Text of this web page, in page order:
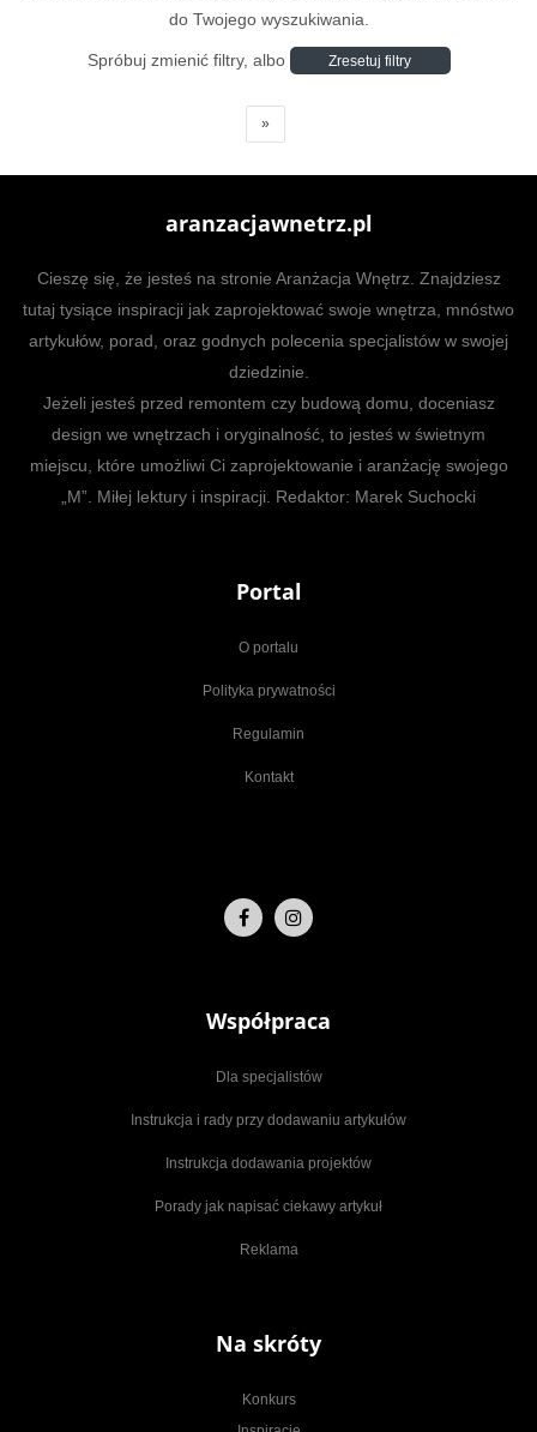
do Twojego wyszukiwania.
Spróbuj zmienić filtry, albo Zresetuj filtry
»
aranzacjawnetrz.pl
Cieszę się, że jesteś na stronie Aranżacja Wnętrz. Znajdziesz
tutaj tysiące inspiracji jak zaprojektować swoje wnętrza, mnóstwo
artykułów, porad, oraz godnych polecenia specjalistów w swojej
dziedzinie.
Jeżeli jesteś przed remontem czy budową domu, doceniasz
design we wnętrzach i oryginalność, to jesteś w świetnym
miejscu, które umożliwi Ci zaprojektowanie i aranżację swojego
„M”. Miłej lektury i inspiracji. Redaktor: Marek Suchocki
Portal
O portalu
Polityka prywatności
Regulamin
Kontakt
Współpraca
Dla specjalistów
Instrukcja i rady przy dodawaniu artykułów
Instrukcja dodawania projektów
Porady jak napisać ciekawy artykuł
Reklama
Na skróty
Konkurs